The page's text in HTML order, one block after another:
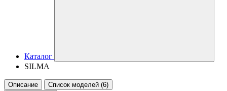
Каталог
SILMA
Описание
Список моделей (6)